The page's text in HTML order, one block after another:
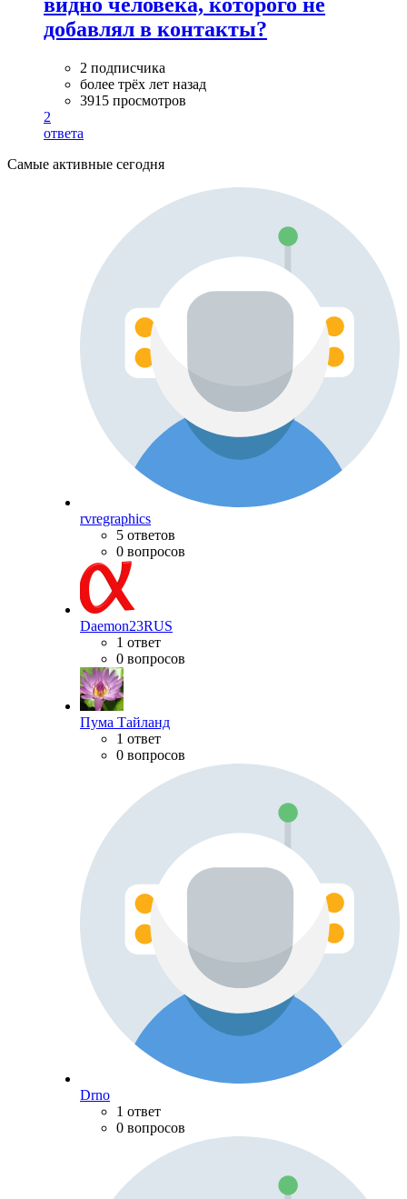
добавлял в контакты?
2 подписчика
более трёх лет назад
3915 просмотров
2
ответа
Самые активные сегодня
rvregraphics
5 ответов
0 вопросов
Daemon23RUS
1 ответ
0 вопросов
Пума Тайланд
1 ответ
0 вопросов
Drno
1 ответ
0 вопросов